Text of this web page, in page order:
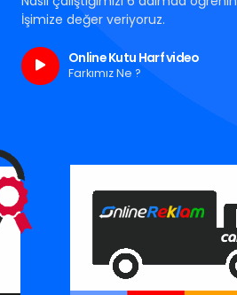
İşimize değer veriyoruz.
Online Kutu Harf video
Farkımız Ne ?